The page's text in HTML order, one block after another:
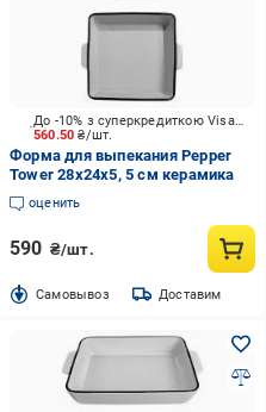
560.50₴/шт.
До -10% з суперкредиткою Visa Вигода
Форма для выпекания Pepper
Tower 28х24х5, 5 см керамика
оценить
590 ₴/шт.
Cамовывоз Доставим